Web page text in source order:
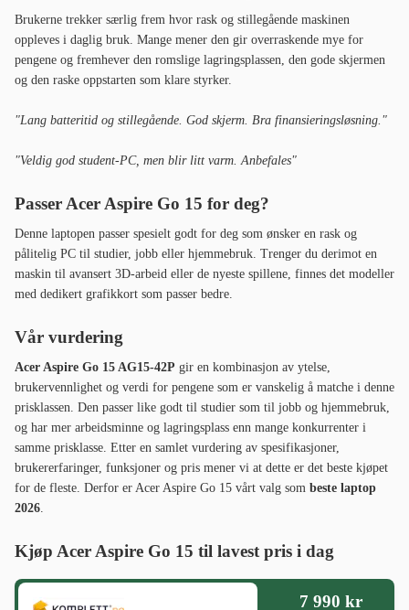
Brukerne trekker særlig frem hvor rask og stillegående maskinen
oppleves i daglig bruk. Mange mener den gir overraskende mye for
pengene og fremhever den romslige lagringsplassen, den gode skjermen
og den raske oppstarten som klare styrker.
"Lang batteritid og stillegående. God skjerm. Bra finansieringsløsning."
"Veldig god student-PC, men blir litt varm. Anbefales"
Passer Acer Aspire Go 15 for deg?
Denne laptopen passer spesielt godt for deg som ønsker en rask og
pålitelig PC til studier, jobb eller hjemmebruk. Trenger du derimot en
maskin til avansert 3D-arbeid eller de nyeste spillene, finnes det modeller
med dedikert grafikkort som passer bedre.
Vår vurdering
Acer Aspire Go 15 AG15-42P gir en kombinasjon av ytelse,
brukervennlighet og verdi for pengene som er vanskelig å matche i denne
prisklassen. Den passer like godt til studier som til jobb og hjemmebruk,
og har mer arbeidsminne og lagringsplass enn mange konkurrenter i
samme prisklasse. Etter en samlet vurdering av spesifikasjoner,
brukererfaringer, funksjoner og pris mener vi at dette er det beste kjøpet
for de fleste. Derfor er Acer Aspire Go 15 vårt valg som beste laptop
2026
Kjøp Acer Aspire Go 15 til lavest pris i dag
7 990 kr